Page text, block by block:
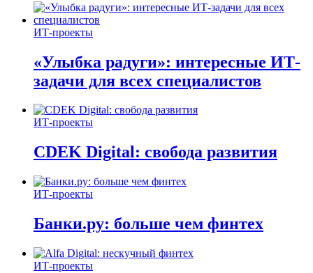
ИТ-проекты
«Улыбка радуги»: интересные ИТ-
задачи для всех специалистов
ИТ-проекты
CDEK Digital: свобода развития
ИТ-проекты
Банки.ру: больше чем финтех
ИТ-проекты